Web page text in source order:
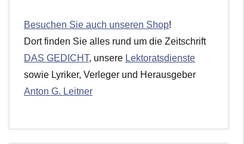
Besuchen Sie auch unseren Shop!
Dort finden Sie alles rund um die Zeitschrift
DAS GEDICHT, unsere Lektoratsdienste
sowie Lyriker, Verleger und Herausgeber
Anton G. Leitner